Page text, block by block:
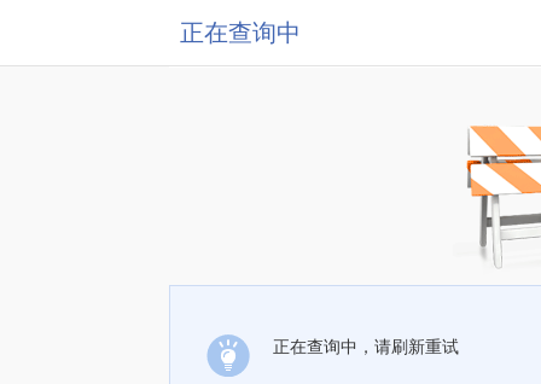
正在查询中
正在查询中，请刷新重试